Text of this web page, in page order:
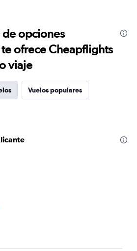
opciones
ofrece Cheapflights
viaje
Vuelos populares